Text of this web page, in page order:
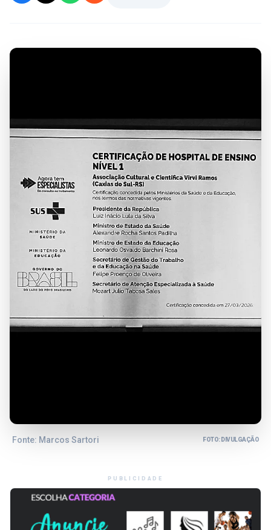
Fonte: Marcos Sartori FOTO: DIVULGAÇÃO
PUBLICIDADE